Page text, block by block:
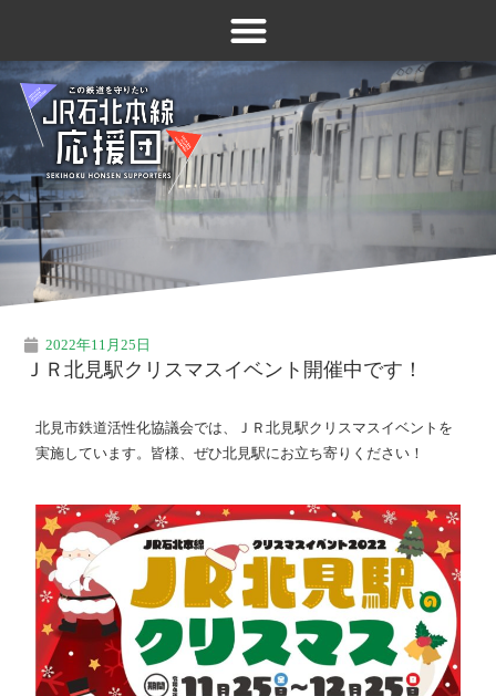
2022年11月25日
ＪＲ北見駅クリスマスイベント開催中です！
北見市鉄道活性化協議会では、ＪＲ北見駅クリスマスイベントを
実施しています。皆様、ぜひ北見駅にお立ち寄りください！